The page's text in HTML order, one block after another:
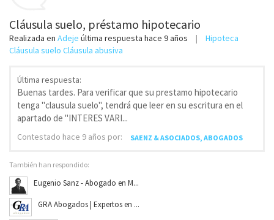
Cláusula suelo, préstamo hipotecario
Realizada en Adeje última respuesta hace 9 años
Hipoteca
Cláusula suelo Cláusula abusiva
Última respuesta:
Buenas tardes. Para verificar que su prestamo hipotecario
tenga "clausula suelo", tendrá que leer en su escritura en el
apartado de "INTERES VARI...
Contestado hace 9 años por: SAENZ & ASOCIADOS, ABOGADOS
También han respondido:
Eugenio Sanz - Abogado en M...
GRA Abogados | Expertos en ...